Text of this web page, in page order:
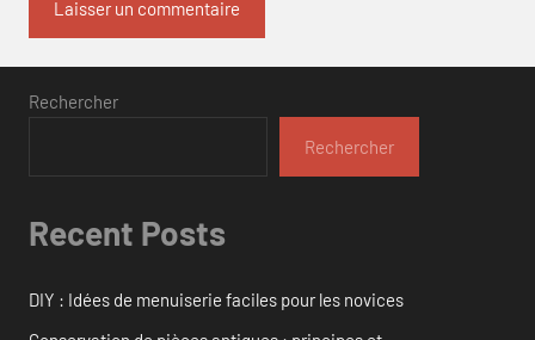
Rechercher
Rechercher
Recent Posts
DIY : Idées de menuiserie faciles pour les novices